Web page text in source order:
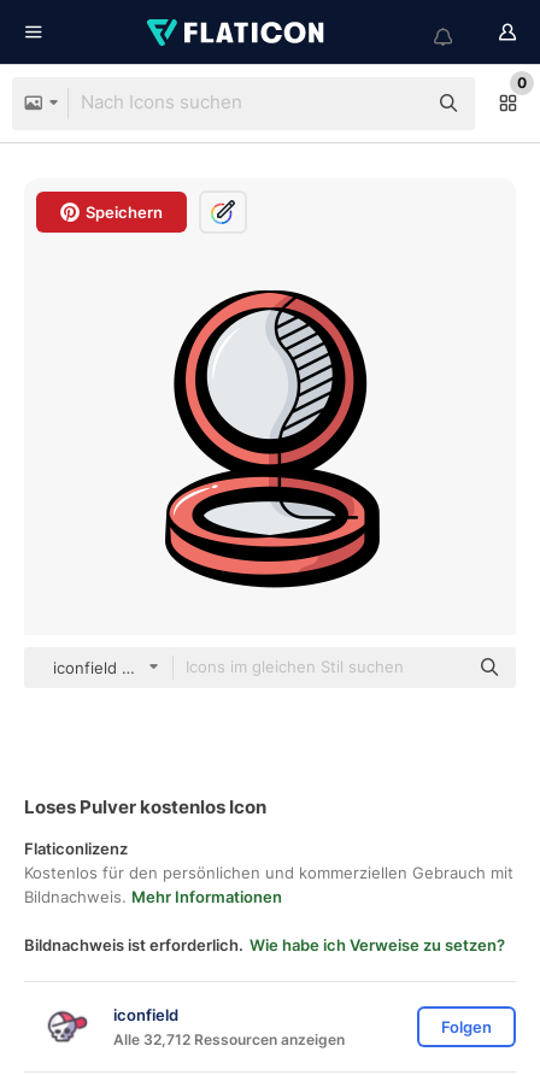
0
Speichern
iconfield Others
Loses Pulver kostenlos Icon
Flaticonlizenz
Kostenlos für den persönlichen und kommerziellen Gebrauch mit
Bildnachweis. Mehr Informationen
Bildnachweis ist erforderlich. Wie habe ich Verweise zu setzen?
iconfield
Alle 32,712 Ressourcen anzeigen
Folgen